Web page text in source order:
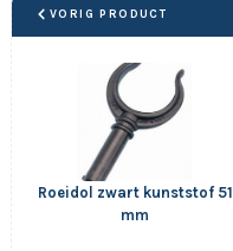
VORIG PRODUCT
Roeidol zwart kunststof 51
mm